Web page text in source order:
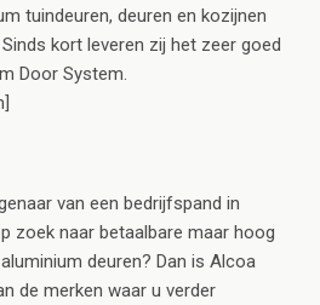
tuindeuren, deuren en kozijnen
Sinds kort leveren zij het zeer goed
Door System.
van een bedrijfspand in
zoek naar betaalbare maar hoog
deuren? Dan is Alcoa
de merken waar u verder